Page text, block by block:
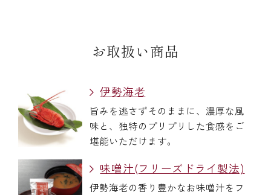
お取扱い商品
伊勢海老
旨みを逃さずそのままに、濃厚な風
味と、独特のプリプリした食感をご
堪能いただけます。
味噌汁(フリーズドライ製法)
伊勢海老の香り豊かなお味噌汁をフ